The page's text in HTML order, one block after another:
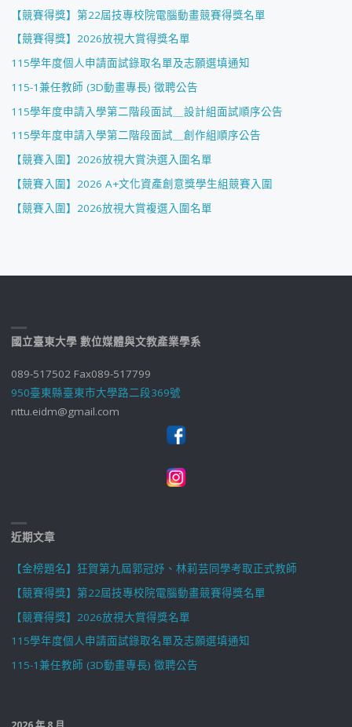
【競賽得獎】第22屆技專校院電腦動畫競賽得獎名單
【競賽得獎】2026放視大賞得獎名單
115學年度個人申請面試錄取名單及志願選填通知
115-1兼任教師 (3D動畫專長) 徵聘公告
115學年度申請入學第二階段面試＿設計組面試順序公告
115學年度申請入學第二階段面試＿創作組順序公告
【競賽入圍】2026放視大賞決選入圍名單
【競賽入圍】2026 A+文化資產創意獎學生組競賽入圍
【競賽入圍】2026放視大賞複選入圍名單
國立臺東大學 數位媒體與文教產業學系
089-517502 Fax089-517799
950臺東縣臺東市大學路二段369號
nttu.eidm@gmail.com
近期文章
【金榜題名】狂賀第九屆郭冠妤、林莉芸同學考取正式教師
【競賽得獎】第22屆技專校院電腦動畫競賽得獎名單
【競賽得獎】2026放視大賞得獎名單
115學年度個人申請面試錄取名單及志願選填通知
115-1兼任教師 (3D動畫專長) 徵聘公告